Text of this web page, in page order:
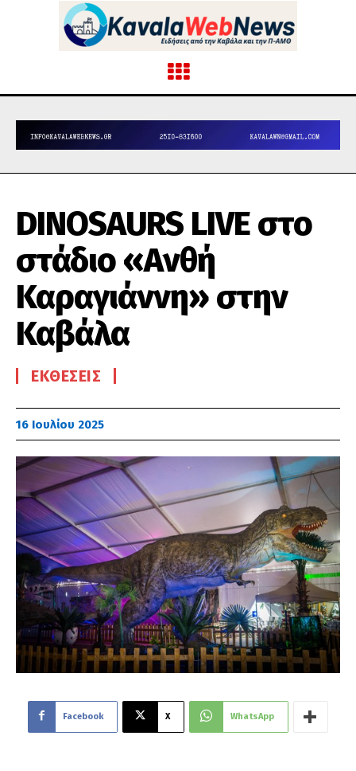
DINOSAURS LIVE στο
στάδιο «Ανθή
Καραγιάννη» στην
Καβάλα
ΕΚΘΈΣΕΙΣ
16 Ιουλίου 2025
Facebook X WhatsApp